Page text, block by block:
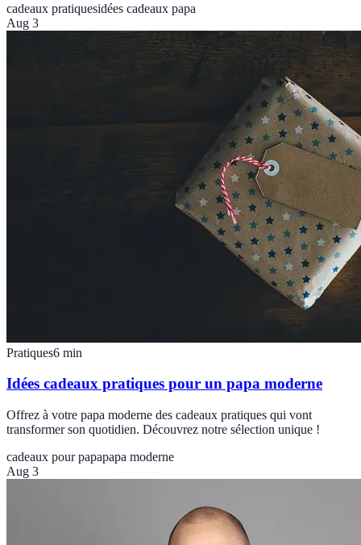
cadeaux pratiquesidées cadeaux papa
Aug 3
Pratiques6 min
Idées cadeaux pratiques pour un papa moderne
Offrez à votre papa moderne des cadeaux pratiques qui vont
transformer son quotidien. Découvrez notre sélection unique !
cadeaux pour papapapa moderne
Aug 3